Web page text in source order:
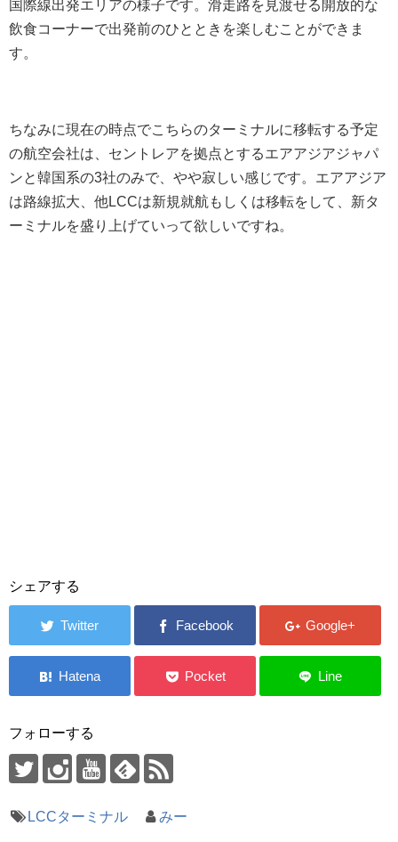
国際線出発エリアの様子です。滑走路を見渡せる開放的な
飲食コーナーで出発前のひとときを楽しむことができま
す。
ちなみに現在の時点でこちらのターミナルに移転する予定
の航空会社は、セントレアを拠点とするエアアジアジャパ
ンと韓国系の3社のみで、やや寂しい感じです。エアアジア
は路線拡大、他LCCは新規就航もしくは移転をして、新タ
ーミナルを盛り上げていって欲しいですね。
シェアする
フォローする
LCCターミナル みー